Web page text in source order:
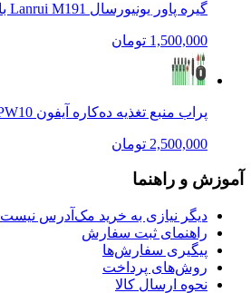
گیره پاور یونیورسال Lanrui M191 با LED تشخیص جریان
1,500,000 تومان
پراب منبع تغذیه ده‌کاره آیفون PW10 برند 2UUL
2,500,000 تومان
آموزش و راهنما
دیگر نیازی به خرید مک‌آدرس نیست
راهنمای ثبت سفارش
پیگیری سفارش‌ها
روش‌های پرداخت
نحوه ارسال کالا